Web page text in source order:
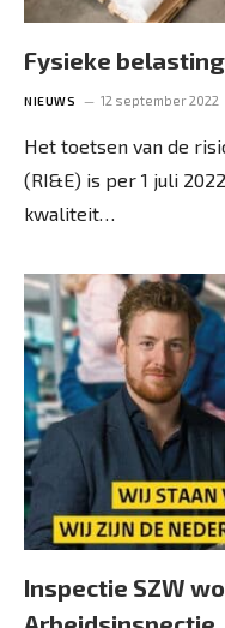
Fysieke
NIEUWS 12 september 2022
Het toetsen van de
(RI&E) is per 1 juli
kwaliteit…
Inspectie SZW